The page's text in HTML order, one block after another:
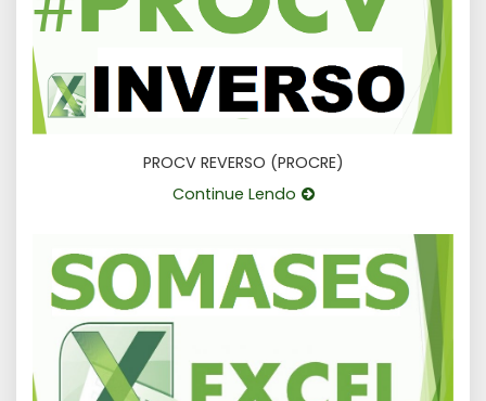
PROCV REVERSO (PROCRE)
Continue Lendo